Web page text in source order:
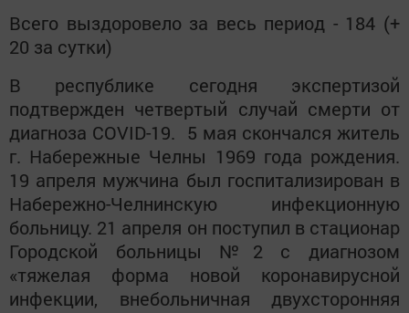
Всего выздоровело за весь период - 184 (+
20 за сутки)
В республике сегодня экспертизой
подтвержден четвертый случай смерти от
диагноза COVID-19. 5 мая скончался житель
г. Набережные Челны 1969 года рождения.
19 апреля мужчина был госпитализирован в
Набережно-Челнинскую инфекционную
больницу. 21 апреля он поступил в стационар
Городской больницы №2 с диагнозом
«тяжелая форма новой коронавирусной
инфекции, внебольничная двухсторонняя